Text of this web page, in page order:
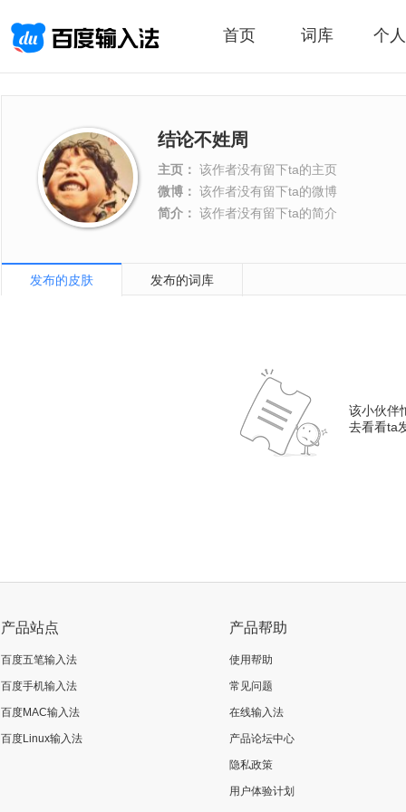
首页 词库 个
结论不姓周
主页： 该作者没有留下ta的主页
微博： 该作者没有留下ta的微博
简介： 该作者没有留下ta的简介
发布的皮肤 发布的词库
该小伙伴
去看看ta
产品站点
百度五笔输入法
百度手机输入法
百度MAC输入法
百度Linux输入法
产品帮助
使用帮助
常见问题
在线输入法
产品论坛中心
隐私政策
用户体验计划